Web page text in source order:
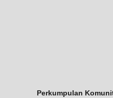
Perkumpulan